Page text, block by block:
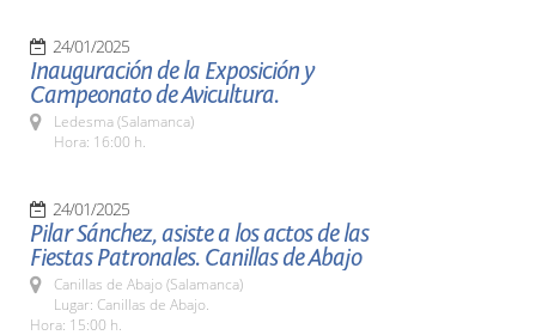
24/01/2025
Inauguración de la Exposición y
Campeonato de Avicultura.
Ledesma (Salamanca)
Hora: 16:00 h.
24/01/2025
Pilar Sánchez, asiste a los actos de las
Fiestas Patronales. Canillas de Abajo
Canillas de Abajo (Salamanca)
Lugar: Canillas de Abajo.
Hora: 15:00 h.